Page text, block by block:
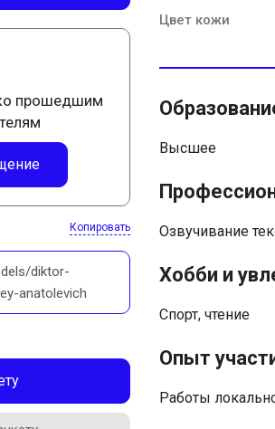
прошедшим
Копировать
diktor-
anatolevich
Цвет кожи
Высшее
Озвучивание
Хобби и
Спорт, чтение
Опыт
Работы